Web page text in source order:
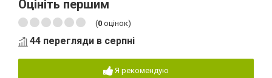
Оцініть першим
(0 оцінок)
44 перегляди в серпні
Я рекомендую